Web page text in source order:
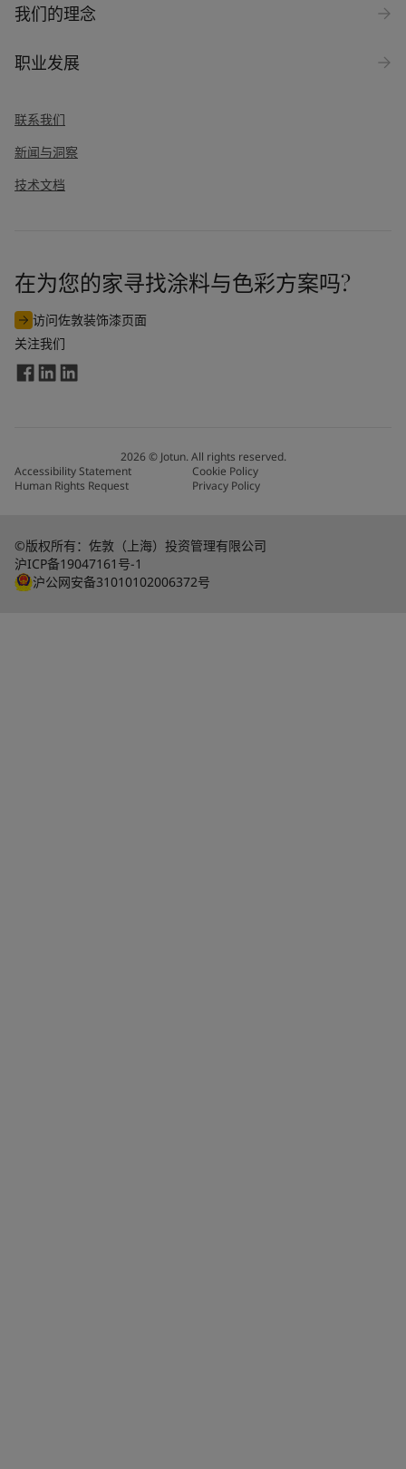
我们的理念
职业发展
联系我们
新闻与洞察
技术文档
在为您的家寻找涂料与色彩方案吗?
访问佐敦装饰漆页面
关注我们
2026© Jotun. All rights reserved.
Accessibility Statement
Cookie Policy
Human Rights Request
Privacy Policy
©版权所有：佐敦（上海）投资管理有限公司
沪ICP备19047161号-1
沪公网安备31010102006372号